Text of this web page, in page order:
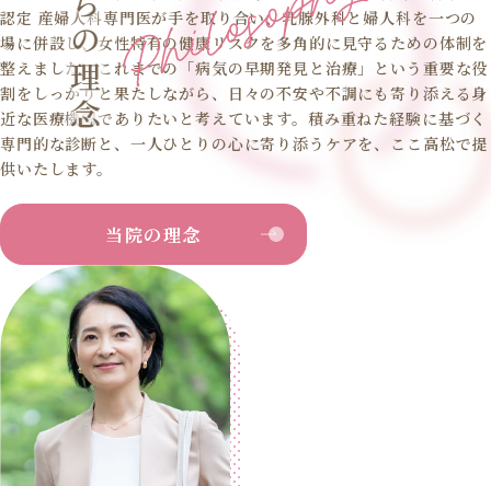
認定 産婦人科専門医が手を取り合い、乳腺外科と婦人科を一つの
場に併設し、女性特有の健康リスクを多角的に見守るための体制を
整えました。これまでの「病気の早期発見と治療」という重要な役
割をしっかりと果たしながら、日々の不安や不調にも寄り添える身
近な医療機関でありたいと考えています。積み重ねた経験に基づく
専門的な診断と、一人ひとりの心に寄り添うケアを、ここ高松で提
供いたします。
当院の理念